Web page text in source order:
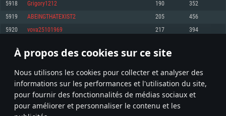
À propos des cookies sur ce site
Nous utilisons les cookies pour collecter et analyser des
informations sur les performances et l'utilisation du site,
pour fournir des fonctionnalités de médias sociaux et
pour améliorer et personnaliser le contenu et les
1060 et plus, Radeon RX 570 et plus.
Disque dur: 75.9 Go (client complet)
Processeur: Core i7 (Les processeurs Intel Xeon ne sont pas supportés)
Mémoire: 8 GB
Carte graphique: Radeon Vega II ou plus avec support de Metal
Disque dur: 62,2 Go (client complet)
Processeur: Intel Core i7
Mémoire: 8 GB
Carte graphique: NVIDIA 1060 avec les derniers drivers (moins de 6 mois) /
6 mois et supportant Vulkan
Connection: Connexion Internet à haut débit
Disque dur: 60,2 Go (client complet)
5918 Grigory1212 190 352
5919 ABEINGTHATEXIST2 205 456
5920 vova25101969 217 394
* Classement mis à jour quotidiennement
295 296 297 396